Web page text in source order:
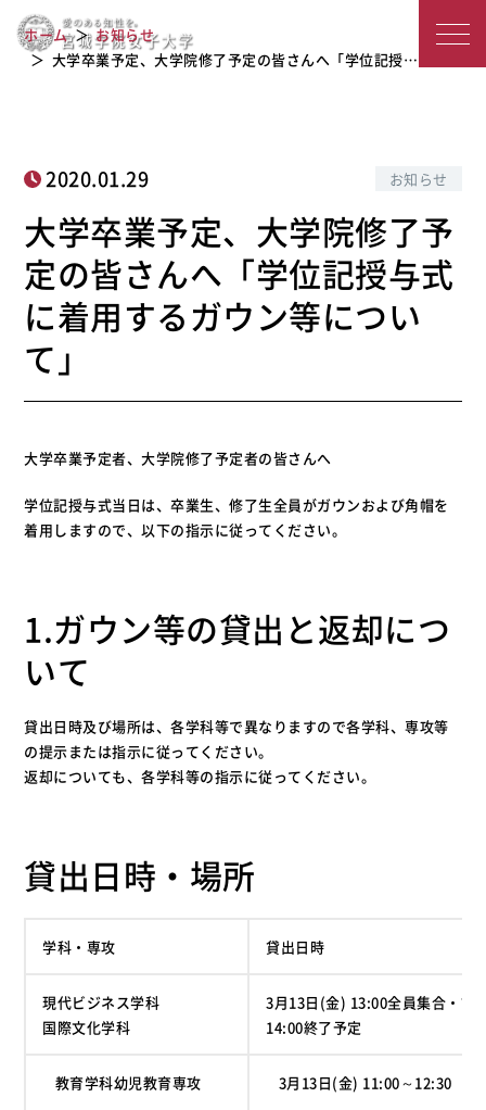
城
子
大
学
んへ「学位記授与式に着用するガウン
等について」
ホーム
お知らせ
大学卒業予定、大学院修了予定の皆さんへ「学位記授…
2020.01.29 お知らせ
大学卒業予定、大学院修了予
定の皆さんへ「学位記授与式
に着用するガウン等につい
て」
大学卒業予定者、大学院修了予定者の皆さんへ
学位記授与式当日は、卒業生、修了生全員がガウンおよび角帽を
着用しますので、以下の指示に従ってください。
1.ガウン等の貸出と返却につ
いて
貸出日時及び場所は、各学科等で異なりますので各学科、専攻等
の提示または指示に従ってください。
返却についても、各学科等の指示に従ってください。
貸出日時・場所
学科・専攻 貸出日時
現代ビジネス学科
国際文化学科
3月13日(金) 13:00全員集合・説
14:00終了予定
教育学科幼児教育専攻 3月13日(金) 11:00～12:30